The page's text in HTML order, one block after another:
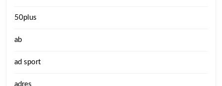
50plus
ab
ad sport
adres